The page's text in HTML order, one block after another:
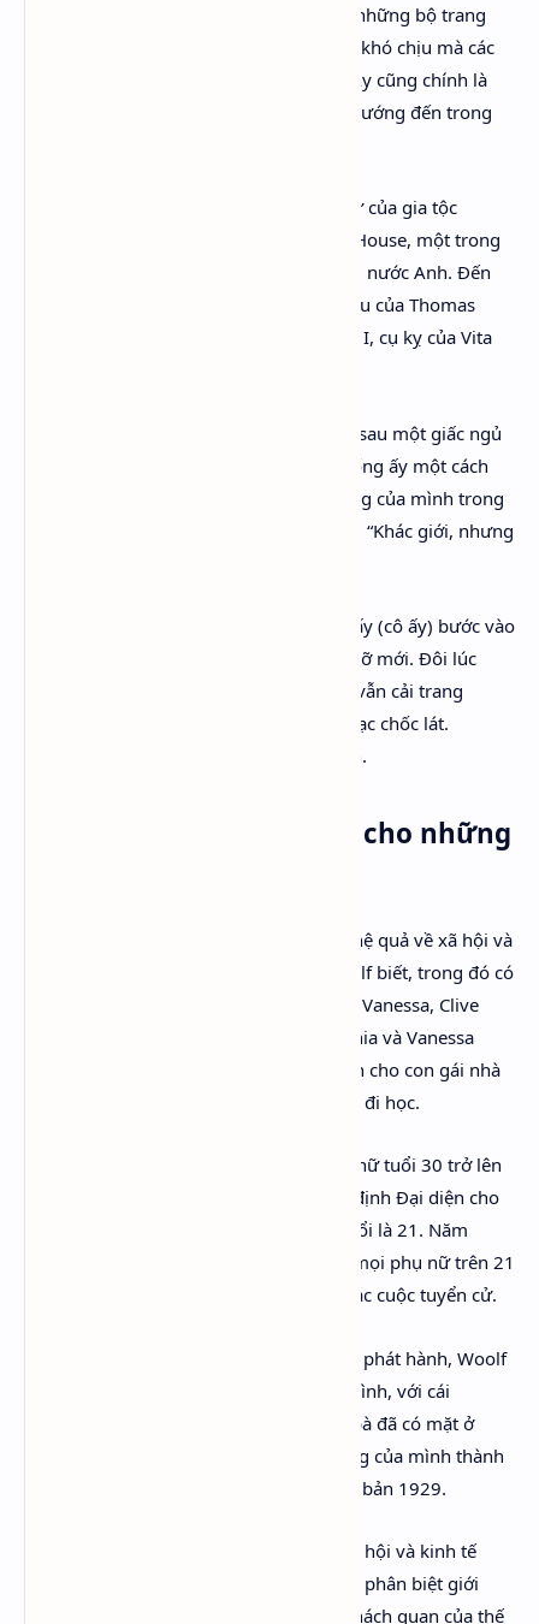
khi Orlando trở thành phụ nữ, phải vận những bộ trang
phục phức tạp, đã tự mình cảm nhận sự khó chịu mà các
cô gái bình thường vẫn hay chịu đựng. Ấy cũng chính là
câu chuyện “nữ quyền” Woolf vẫn luôn hướng đến trong
Orlando có nhiều chi tiết dựa trên lịch sử của gia tộc
Sackvilles, với bối cảnh chủ yếu là Knile House, một trong
những biệt thự cổ còn tồn tại ở Hạt Kent, nước Anh. Đến
năm 1566, đây là nơi thuộc quyền sở hữu của Thomas
Sackville, em họ của Nữ hoàng Elizabeth I, cụ kỵ của Vita
Orlando biến thành phụ nữ khi tỉnh dậy sau một giấc ngủ
dài. Nhưng anh ta đối diện với trạng huống ấy một cách
bình thản lạ lùng. Khi chứng kiến bộ dạng của mình trong
hình hài một người phụ nữ, anh ta phán: “Khác giới, nhưng
Từ khi biến thành phụ nữ, cuộc đời anh ấy (cô ấy) bước vào
những cuộc phiêu lưu mới, những gặp gỡ mới. Đôi lúc
trong những khi chán chường, Orlando vẫn cải trang
thành đàn ông, để tìm kiếm niềm hoan lạc chốc lát.
Orlando vẫn đi đi về về giữa hai giới tính.
Tìm kiếm tiếng nói riêng cho những
Sự khác biệt về giới ấy bao hàm những hệ quả về xã hội và
pháp luật. Rất nhiều người đàn ông Woolf biết, trong đó có
chồng bà, Leonard, và chồng của chị gái Vanessa, Clive
Bell, được giáo dục tại Cambridge. Virginia và Vanessa
được giáo dục tại gia, hình thức phổ biến cho con gái nhà
thượng lưu. Phụ nữ hầu hết không được đi học.
Khi Woolf viết Orlando, hơn 8 triệu phụ nữ tuổi 30 trở lên
đã thắng trong cuộc bỏ phiếu cho Nghị định Đại diện cho
Nhân dân năm 1918. Với đàn ông, độ tuổi là 21. Năm
1928, khi tiểu thuyết được hoàn thành, mọi phụ nữ trên 21
tuổi đã bình đẳng cùng đàn ông trong các cuộc tuyển cử.
Chưa đầy hai tuần sau khi Orlando được phát hành, Woolf
đến Girton cho buổi giảng thứ hai của mình, với cái
tên Phụ nữ và Sáng tạo. Tuần trước đó, bà đã có mặt ở
Newnham. Woolf tóm tắt lại hai bài giảng của mình thành
bài luận nổi tiếng Căn phòng riêng, xuất bản 1929.
Virginia Woolf trăn trở về sự bất công xã hội và kinh tế
giữa hai giới tính, bất công bắt nguồn từ phân biệt giới
tính được che đậy như những sự thực khách quan của thế